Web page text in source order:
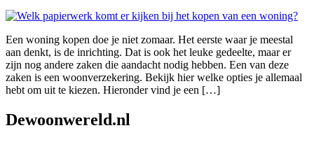
Een woning kopen doe je niet zomaar. Het eerste waar je meestal
aan denkt, is de inrichting. Dat is ook het leuke gedeelte, maar er
zijn nog andere zaken die aandacht nodig hebben. Een van deze
zaken is een woonverzekering. Bekijk hier welke opties je allemaal
hebt om uit te kiezen. Hieronder vind je een […]
Dewoonwereld.nl